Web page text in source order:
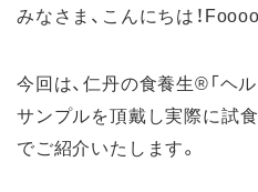
みなさま、こんにちは！
今回は、仁丹の食養生®「ヘ
サンプルを頂戴し実際に試
でご紹介いたします。